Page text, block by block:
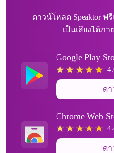
ดาวน์โหลด Speaktor ฟ
เป็นเสียงได้ภ
Google Play
ดา
Chrome Web
ดา